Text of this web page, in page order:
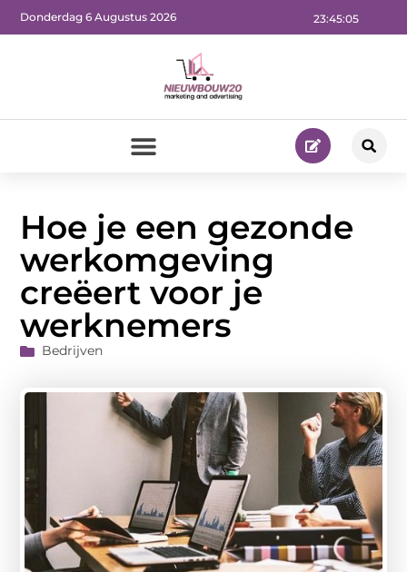
23:45:06
Donderdag 6 Augustus 2026
Hoe je een gezonde
werkomgeving
creëert voor je
werknemers
Bedrijven